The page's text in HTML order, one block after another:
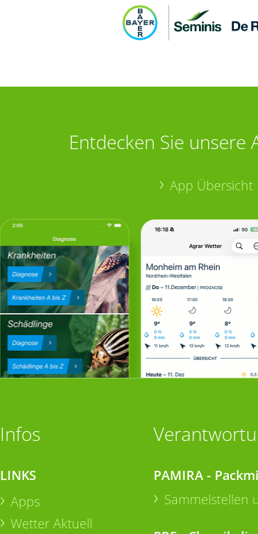
Entdecken Sie unsere
App Übersicht
Infos
LINKS
Apps
Wetter Aktuell
PAMIRA -
Sammelstellen